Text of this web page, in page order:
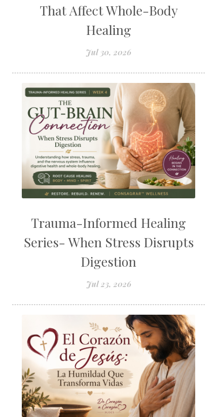
That Affect Whole-Body
Healing
Jul 30, 2026
Trauma-Informed Healing
Series- When Stress Disrupts
Digestion
Jul 23, 2026